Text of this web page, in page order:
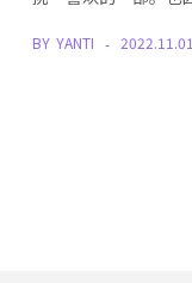
BY YANTI 2022.11.01